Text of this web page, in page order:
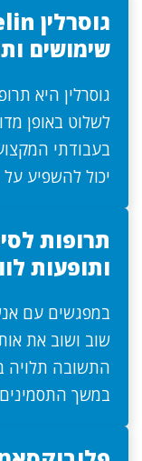
שימושים
גוסרלין היא
לשלוט באופן
בעבודתי
יכול להשפיע על
תרופות
ותופעות
במפגשים עם
שוב ושוב את
התשובה תלויה
במשך